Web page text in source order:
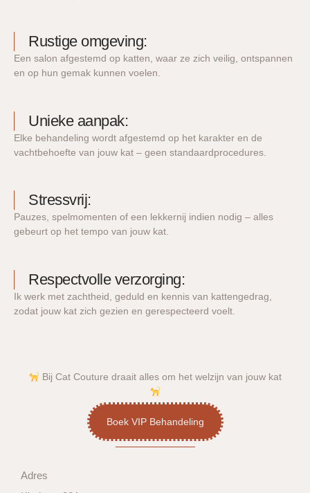
Rustige omgeving:
Een salon afgestemd op katten, waar ze zich veilig, ontspannen
en op hun gemak kunnen voelen.
Unieke aanpak:
Elke behandeling wordt afgestemd op het karakter en de
vachtbehoefte van jouw kat – geen standaardprocedures.
Stressvrij:
Pauzes, spelmomenten of een lekkernij indien nodig – alles
gebeurt op het tempo van jouw kat.
Respectvolle verzorging:
Ik werk met zachtheid, geduld en kennis van kattengedrag,
zodat jouw kat zich gezien en gerespecteerd voelt.
Bij Cat Couture draait alles om het welzijn van jouw kat
Boek VIP Behandeling
Adres